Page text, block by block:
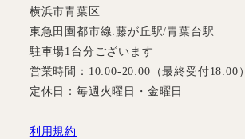
横浜市青葉区
東急田園都市線:藤が丘駅/青葉台駅
駐車場1台分ございます
営業時間：10:00-20:00（最終受付18:00）
定休日：毎週火曜日・金曜日
利用規約